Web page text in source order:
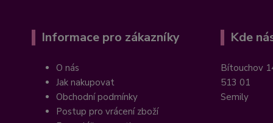
Informace pro zákazníky
O nás
Jak nakupovat
Obchodní podmínky
Postup pro vrácení zboží
Kde
Bítouchov
513 01
Semily